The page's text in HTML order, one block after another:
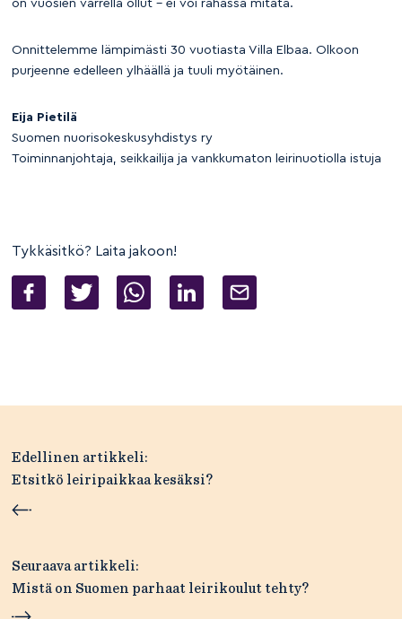
on vuosien varrella ollut – ei voi rahassa mitata.
Onnittelemme lämpimästi 30 vuotiasta Villa Elbaa. Olkoon
purjeenne edelleen ylhäällä ja tuuli myötäinen.
Eija Pietilä
Suomen nuorisokeskusyhdistys ry
Toiminnanjohtaja, seikkailija ja vankkumaton leirinuotiolla istuja
Tykkäsitkö? Laita jakoon!
Artikkelien
selaus
Edellinen artikkeli:
Etsitkö leiripaikkaa kesäksi?
Seuraava artikkeli:
Mistä on Suomen parhaat leirikoulut tehty?